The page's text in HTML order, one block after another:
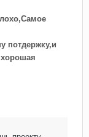
потдержку,и
хорошая